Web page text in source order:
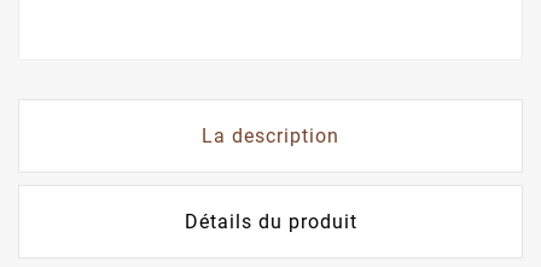
La description
Détails du produit